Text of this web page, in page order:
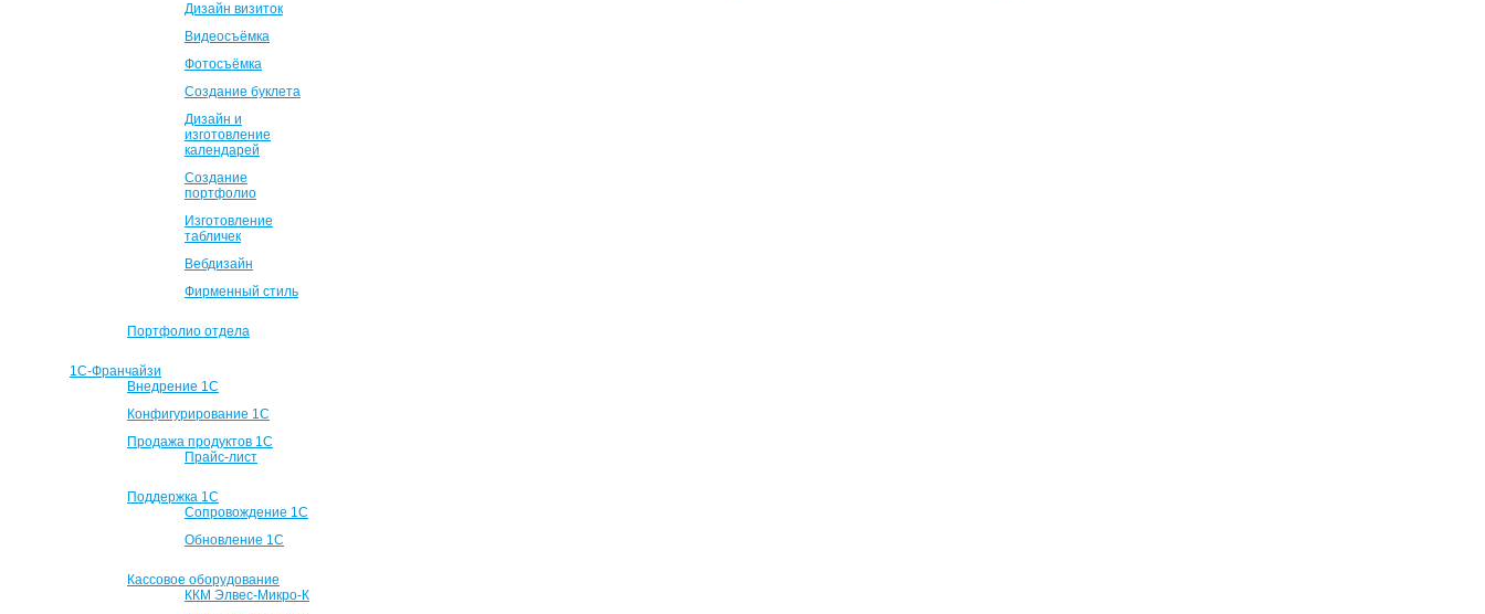
Дизайн визиток
Видеосъёмка
Фотосъёмка
Создание буклета
Дизайн и
изготовление
календарей
Создание
портфолио
Изготовление
табличек
Вебдизайн
Фирменный стиль
Портфолио отдела
1С-Франчайзи
Внедрение 1С
Конфигурирование 1С
Продажа продуктов 1С
Прайс-лист
Поддержка 1С
Сопровождение 1С
Обновление 1С
Кассовое оборудование
ККМ Элвес-Микро-К